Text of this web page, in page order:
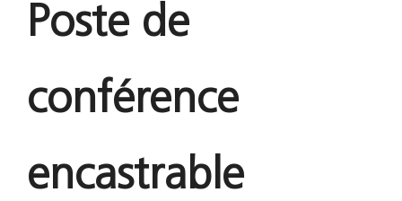
Poste de
conférence
encastrable